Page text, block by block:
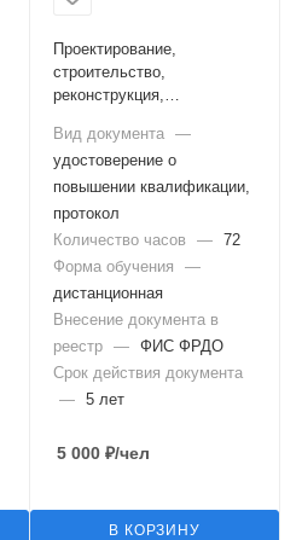
Проектирование,
строительство,
реконструкция,
объектов горной
промышленности (Б.4.2)
Вид документа —
удостоверение о
повышении квалификации,
протокол
Количество часов
— 72
Форма обучения
—
дистанционная
Внесение документа в
реестр — ФИС ФРДО
Срок действия документа
— 5 лет
5 000 ₽/чел
В КОРЗИНУ